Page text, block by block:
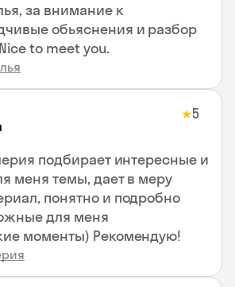
за внимание к
обьяснения и разбор
to meet you.
★5
подбирает интересные и
меня темы, дает в меру
понятно и подробно
для меня
моменты) Рекомендую!